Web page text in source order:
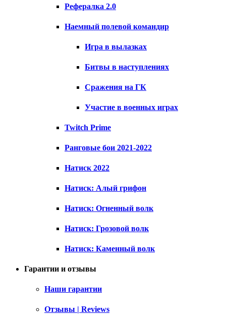
Рефералка 2.0
Наемный полевой командир
Игра в вылазках
Битвы в наступлениях
Сражения на ГК
Участие в военных играх
Twitch Prime
Ранговые бои 2021-2022
Натиск 2022
Натиск: Алый грифон
Натиск: Огненный волк
Натиск: Грозовой волк
Натиск: Каменный волк
Гарантии и отзывы
Наши гарантии
Отзывы | Reviews